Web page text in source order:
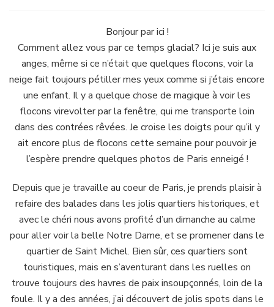
d’antan
robe
marinière
Bonjour par ici !
Comment allez vous par ce temps glacial? Ici je suis aux
anges, même si ce n’était que quelques flocons, voir la
neige fait toujours pétiller mes yeux comme si j’étais encore
une enfant. Il y a quelque chose de magique à voir les
flocons virevolter par la fenêtre, qui me transporte loin
dans des contrées rêvées. Je croise les doigts pour qu’il y
ait encore plus de flocons cette semaine pour pouvoir je
l’espère prendre quelques photos de Paris enneigé !
Depuis que je travaille au coeur de Paris, je prends plaisir à
refaire des balades dans les jolis quartiers historiques, et
avec le chéri nous avons profité d’un dimanche au calme
pour aller voir la belle Notre Dame, et se promener dans le
quartier de Saint Michel. Bien sûr, ces quartiers sont
touristiques, mais en s’aventurant dans les ruelles on
trouve toujours des havres de paix insoupçonnés, loin de la
foule. Il y a des années, j’ai découvert de jolis spots dans le